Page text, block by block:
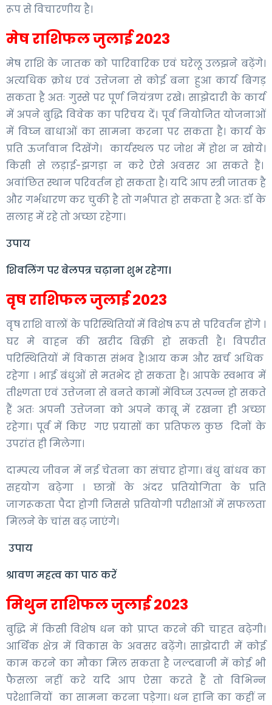
रूप से विचारणीय है।
मेष राशिफल जुलाई 2023
मेष राशि के जातक को पारिवारिक एवं घरेलू उलझने बढ़ेंगे।
अत्यधिक क्रोध एवं उत्तेजना से कोई बना हुआ कार्य बिगड़
सकता है अतः गुस्से पर पूर्ण नियंत्रण रखे। साझेदारी के कार्य
में अपने बुद्धि विवेक का परिचय दें। पूर्व नियोजित योजनाओं
में विघ्न बाधाओं का सामना करना पर सकता है। कार्य के
प्रति ऊर्जावान दिखेंगे। कार्यस्थल पर जोश में होश न खोये।
किसी से लड़ाई-झगड़ा न करे ऐसे अवसर आ सकते हैं।
अवांछित स्थान परिवर्तन हो सकता है। यदि आप स्त्री जातक है
और गर्भधारण कर चुकी है तो गर्भपात हो सकता है अतः डॉ के
सलाह में रहे तो अच्छा रहेगा।
उपाय
शिवलिंग पर बेलपत्र चढ़ाना शुभ रहेगा।
वृष राशिफल जुलाई 2023
वृष राशि वालों के परिस्थितियों में विशेष रूप से परिवर्तन होंगे ।
घर मे वाहन की खरीद बिक्री हो सकती है। विपरीत
परिस्थितियों में विकास संभव है।आय कम और खर्च अधिक
रहेगा । भाई बंधुओं से मतभेद हो सकता है। आपके स्वभाव में
तीक्ष्णता एवं उत्तेजना से बनते कामों मेंविघ्न उत्पन्न हो सकते
हैं अतः अपनी उत्तेजना को अपने काबू में रखना ही अच्छा
रहेगा। पूर्व में किए गए प्रयासों का प्रतिफल कुछ दिनों के
उपरांत ही मिलेगा।
दाम्पत्य जीवन में नई चेतना का संचार होगा। बंधु बांधव का
सहयोग बढ़ेगा । छात्रों के अंदर प्रतियोगिता के प्रति
जागरूकता पैदा होगी जिससे प्रतियोगी परीक्षाओं में सफलता
मिलने के चांस बढ़ जाएंगे।
उपाय
श्रावण महत्व का पाठ करें
मिथुन राशिफल जुलाई 2023
बुद्धि में किसी विशेष धन को प्राप्त करने की चाहत बढ़ेगी।
आर्थिक क्षेत्र में विकास के अवसर बढ़ेंगे। साझेदारी में कोई
काम करने का मौका मिल सकता है जल्दबाजी में कोई भी
फैसला नहीं करे यदि आप ऐसा करते हैं तो विभिन्न
परेशानियों का सामना करना पड़ेगा। धन हानि का कहीं न